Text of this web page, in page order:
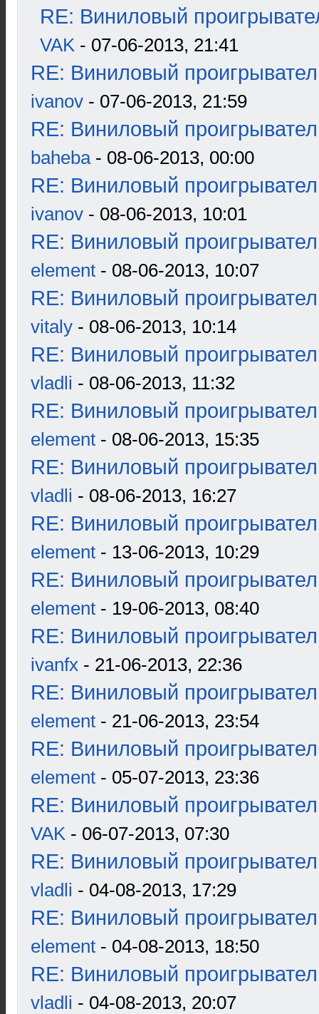
RE: Виниловый
VAK - 07-06-2013, 21:41
RE: Виниловый
ivanov - 07-06-2013, 21:59
RE: Виниловый
baheba- 08-06-2013, 00:00
RE: Виниловый
ivanov - 08-06-2013, 10:01
RE: Виниловый
element - 08-06-2013, 10:07
RE: Виниловый
vitaly - 08-06-2013, 10:14
RE: Виниловый
vladli - 08-06-2013, 11:32
RE: Виниловый
element - 08-06-2013, 15:35
RE: Виниловый
vladli - 08-06-2013, 16:27
RE: Виниловый
element - 13-06-2013, 10:29
RE: Виниловый
element - 19-06-2013, 08:40
RE: Виниловый
ivanfx - 21-06-2013, 22:36
RE: Виниловый
element - 21-06-2013, 23:54
RE: Виниловый
element - 05-07-2013, 23:36
RE: Виниловый
VAK - 06-07-2013, 07:30
RE: Виниловый
vladli - 04-08-2013, 17:29
RE: Виниловый
element - 04-08-2013, 18:50
RE: Виниловый
vladli - 04-08-2013, 20:07